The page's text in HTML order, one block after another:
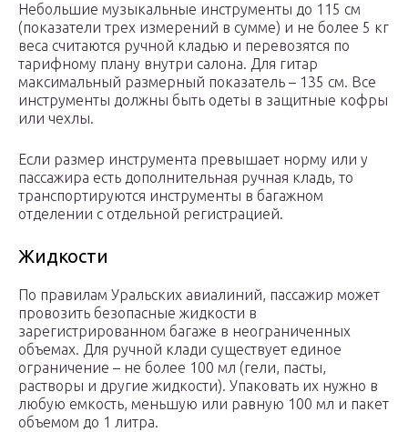
Небольшие музыкальные инструменты до 115 см
(показатели трех измерений в сумме) и не более 5 кг
веса считаются ручной кладью и перевозятся по
тарифному плану внутри салона. Для гитар
максимальный размерный показатель – 135 см. Все
инструменты должны быть одеты в защитные кофры
или чехлы.
Если размер инструмента превышает норму или у
пассажира есть дополнительная ручная кладь, то
транспортируются инструменты в багажном
отделении с отдельной регистрацией.
Жидкости
По правилам Уральских авиалиний, пассажир может
провозить безопасные жидкости в
зарегистрированном багаже в неограниченных
объемах. Для ручной клади существует единое
ограничение – не более 100 мл (гели, пасты,
растворы и другие жидкости). Упаковать их нужно в
любую емкость, меньшую или равную 100 мл и пакет
объемом до 1 литра.